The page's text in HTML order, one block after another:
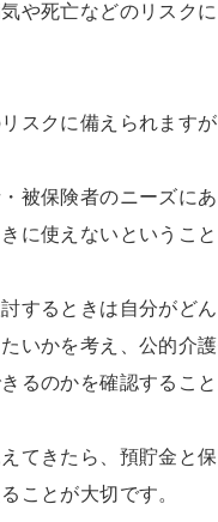
や死亡などのリスク
スクに備えられます
被保険者のニーズに
に使えないということ
するときは自分がど
いかを考え、公的介
るのかを確認するこ
てきたら、預貯金と
ことが大切です。